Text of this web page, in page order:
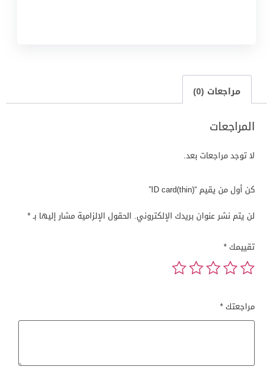
مراجعات (0)
المراجعات
لا توجد مراجعات بعد.
كن أول من يقيم “ID card(thin)”
لن يتم نشر عنوان بريدك الإلكتروني. الحقول الإلزامية مشار إليها بـ*
تقييمك*
مراجعتك*